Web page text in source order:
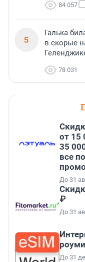
84 057
5
Галька
в скорые
78 031
от 15
35
все
До 31
₽
До 31
До 31